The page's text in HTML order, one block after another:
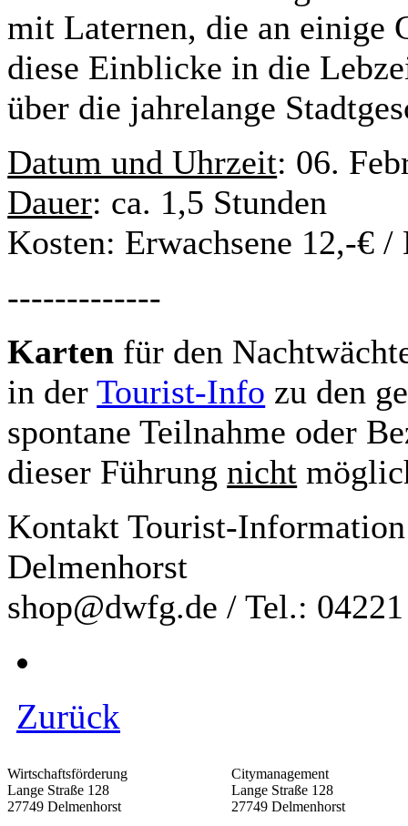
mit Laternen, die an einige
diese Einblicke in die
über die jahrelange
Datum und Uhrzeit: 06.
Dauer: ca. 1,5 Stunden
Kosten: Erwachsene 12,-€
-------------
Karten für den
in derTourist-Info zu den
spontane Teilnahme oder
dieser Führungnicht
Kontakt Tourist-
Delmenhorst
shop@dwfg.de / Tel.:
Zurück
Wirtschaftsförderung
Lange Straße 128
27749 Delmenhorst
Citymanagement
Lange Straße 128
27749 Delmenhorst